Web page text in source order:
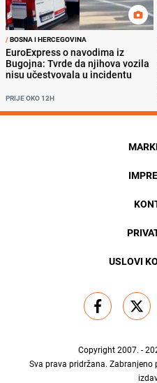
/BOSNA I HERCEGOVINA
EuroExpress o navodima iz
Bugojna: Tvrde da njihova vozila
nisu učestvovala u incidentu
PRIJE OKO 12H
USLOVI
Copyright 2007. -
Sva prava pridržana. Zabranjeno